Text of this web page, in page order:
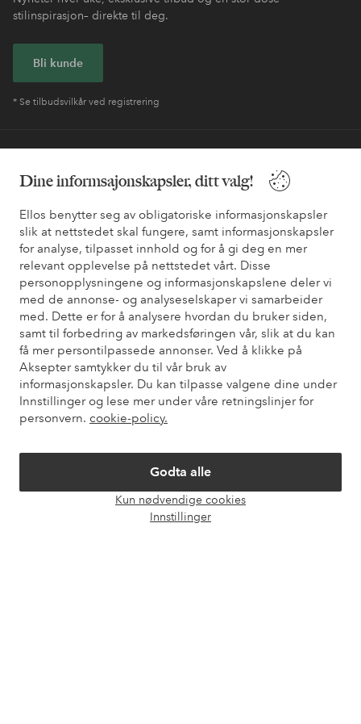
Dine informsajonskapsler, ditt valg!
Ellos benytter seg av obligatoriske informasjonskapsler
slik at nettstedet skal fungere, samt informasjonskapsler
for analyse, tilpasset innhold og for å gi deg en mer
relevant opplevelse på nettstedet vårt. Disse
personopplysningene og informasjonskapslene deler vi
med de annonse- og analyseselskaper vi samarbeider
med. Dette er for å analysere hvordan du bruker siden,
samt til forbedring av markedsføringen vår, slik at du kan
få mer persontilpassede annonser. Ved å klikke på
Aksepter samtykker du til vår bruk av
informasjonskapsler. Du kan tilpasse valgene dine under
Innstillinger og lese mer under våre retningslinjer for
personvern. cookie-policy.
Godta alle
Kun nødvendige cookies
Innstillinger
stilinspirasjon– direkte til deg.
Bli kunde
* Se tilbudsvilkår ved registrering
Du finner svar på de vanligste spørsmålene i vår FAQ. Du finner
Kundeservice Bestilling Betalingsmåte
Mine sider
Om Ellos
Våre tjenester
Venner